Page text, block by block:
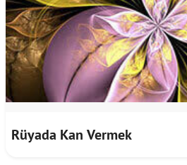
Rüyada Kan Vermek